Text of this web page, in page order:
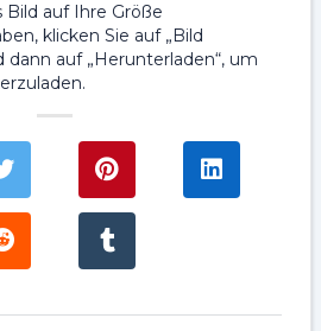
Bild auf Ihre Größe
klicken Sie auf „Bild
dann auf „Herunterladen“, um